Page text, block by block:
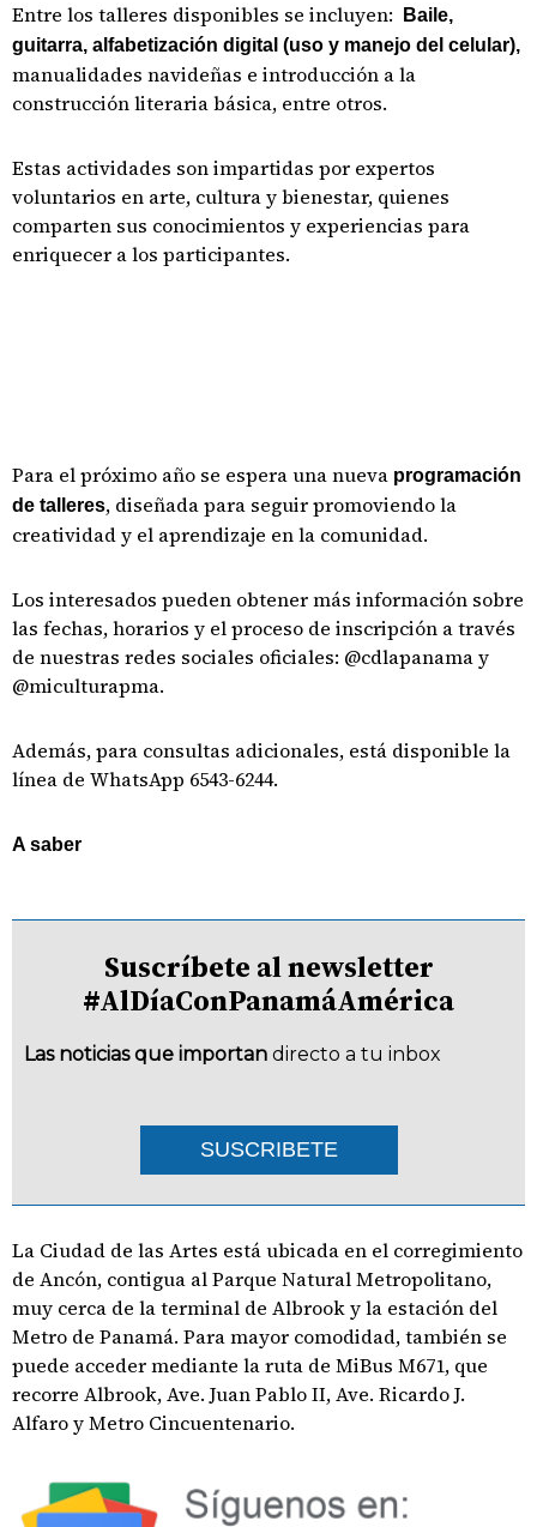
Entre los talleres disponibles se incluyen:
Baile,
guitarra, alfabetización digital (uso y manejo del celular),
manualidades navideñas e introducción a la
construcción literaria básica, entre otros.
Estas actividades son impartidas por expertos
voluntarios en arte, cultura y bienestar, quienes
comparten sus conocimientos y experiencias para
enriquecer a los participantes.
Para el próximo año se espera una nueva programación
de talleres, diseñada para seguir promoviendo la
creatividad y el aprendizaje en la comunidad.
Los interesados pueden obtener más información sobre
las fechas, horarios y el proceso de inscripción a través
de nuestras redes sociales oficiales: @cdlapanama y
@miculturapma.
Además, para consultas adicionales, está disponible la
línea de WhatsApp 6543-6244.
A saber
Suscríbete al newsletter
#AlDíaConPanamáAmérica
Las noticias que importan directo a tu inbox
SUSCRIBETE
La Ciudad de las Artes está ubicada en el corregimiento
de Ancón, contigua al Parque Natural Metropolitano,
muy cerca de la terminal de Albrook y la estación del
Metro de Panamá. Para mayor comodidad, también se
puede acceder mediante la ruta de MiBus M671, que
recorre Albrook, Ave. Juan Pablo II, Ave. Ricardo J.
Alfaro y Metro Cincuentenario.